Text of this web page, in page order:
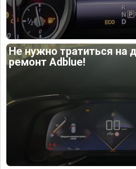
Не нужно тратиться на
ремонт Adblue!